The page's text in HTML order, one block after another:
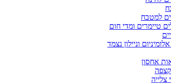
למטבח
טיימרים ומדי חום
וניילון נצמד
אחסון
צלייה